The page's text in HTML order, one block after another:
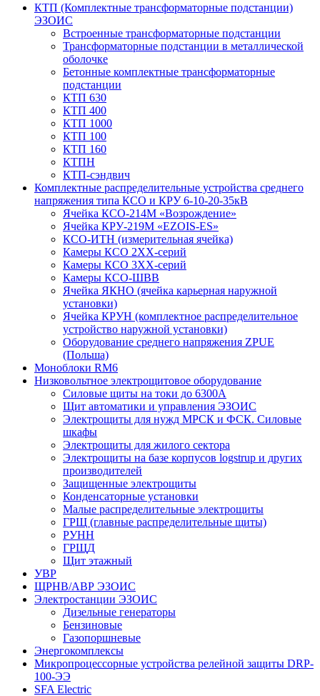
КТП (Комплектные трансформаторные подстанции)
ЭЗОИС
Встроенные трансформаторные подстанции
Трансформаторные подстанции в металлической
оболочке
Бетонные комплектные трансформаторные
подстанции
КТП 630
КТП 400
КТП 1000
КТП 100
КТП 160
КТПН
КТП-сэндвич
Комплектные распределительные устройства среднего
напряжения типа КСО и КРУ 6-10-20-35кВ
Ячейка КСО-214М «Возрождение»
Ячейка КРУ-219М «EZOIS-ES»
КСО-ИТН (измерительная ячейка)
Камеры КСО 2ХХ-серий
Камеры КСО 3ХХ-серий
Камеры КСО-ШВВ
Ячейка ЯКНО (ячейка карьерная наружной
установки)
Ячейка КРУН (комплектное распределительное
устройство наружной установки)
Оборудование среднего напряжения ZPUE
(Польша)
Моноблоки RM6
Низковольтное электрощитовое оборудование
Силовые щиты на токи до 6300А
Щит автоматики и управления ЭЗОИС
Электрощиты для нужд МРСК и ФСК. Силовые
шкафы
Электрощиты для жилого сектора
Электрощиты на базе корпусов logstrup и других
производителей
Защищенные электрощиты
Конденсаторные установки
Малые распределительные электрощиты
ГРЩ (главные распределительные щиты)
РУНН
ГРЩД
Щит этажный
УВР
ЩРНВ/АВР ЭЗОИС
Электростанции ЭЗОИС
Дизельные генераторы
Бензиновые
Газопоршневые
Энергокомплексы
Микропроцессорные устройства релейной защиты DRP-
100-ЭЭ
SFA Electric